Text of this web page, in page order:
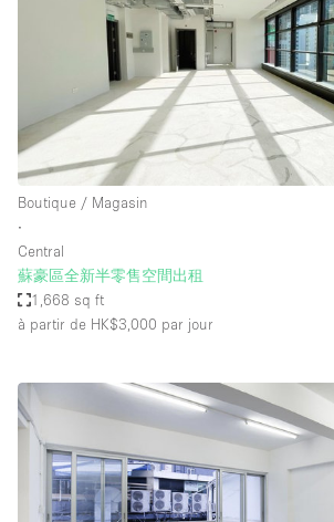
Boutique / Magasin
∙
Central
蘇豪區全新半零售空間出租
1,668 sq ft
à partir de HK$3,000 par jour